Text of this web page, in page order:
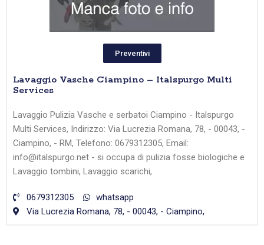
Preventivi
Lavaggio Vasche Ciampino – Italspurgo Multi
Services
Lavaggio Pulizia Vasche e serbatoi Ciampino - Italspurgo
Multi Services, Indirizzo: Via Lucrezia Romana, 78, - 00043, -
Ciampino, - RM, Telefono: 0679312305, Email:
info@italspurgo.net - si occupa di pulizia fosse biologiche e
Lavaggio tombini, Lavaggio scarichi,
0679312305
whatsapp
Via Lucrezia Romana, 78, - 00043, - Ciampino,